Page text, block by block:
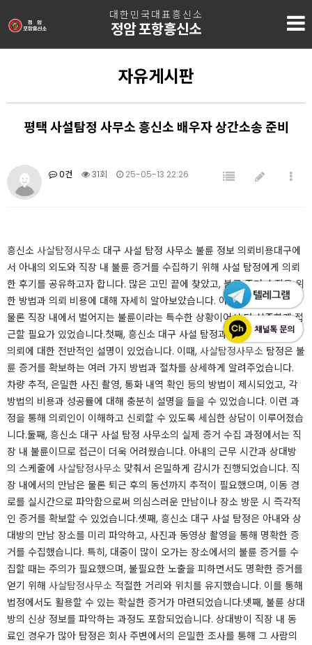
대한민국대표흥신소
정암 포항흥신소
자유게시판
평택 사설탐정 사무소 흥신소 배우자 상간소송 준비
0건 31회 25-05-13 22:26
흥신소 사살탐정사무소 대구 사설 탐정 사무소 불륜 정보 의뢰비용​​대구에
서 아내의 외도와 직장 내 불륜 증거를 수집하기 위해 사설 탐정에게 의뢰
한 후기를 공유하고자 합니다. 많은 고민 끝에 찾았고, 불륜 증거 수집을 위
한 방법과 의뢰 비용에 대해 자세히 알아보았습니다. 아내의 외도 의심은
물론 직장 내에서 벌어지는 불륜이라는 특수한 상황이어서 더 신중하게 접
근할 필요가 있었습니다.​​​​첫째, 흥신소 대구 사설 탐정과의 첫 만남에서는
의뢰에 대한 전반적인 설명이 있었습니다. 이때, 사살탐정사무소 탐정은 불
륜 증거를 확보하는 여러 가지 방법과 절차를 상세하게 알려주었습니다.
차량 추적, 은밀한 사진 촬영, 통화 내역 확인 등의 방법이 제시되었고, 각
방법의 비용과 성공률에 대해 충분히 설명을 들을 수 있었습니다. 이런 과
정을 통해 의뢰인이 이해하고 신뢰할 수 있도록 세심한 상담이 이루어졌습
니다.​​​둘째, 흥신소 대구 사설 탐정 사무소의 실제 증거 수집 과정에서는 직
장 내 불륜이므로 접근이 더욱 어려웠습니다. 아내의 근무 시간과 상대방
의 스케줄에 사살탐정사무소 맞춰서 은밀하게 감시가 진행되었습니다. 직
장 내에서의 만남은 물론 퇴근 후의 동선까지 추적이 필요했으며, 이동 경
로를 실시간으로 파악함으로써 의심스러운 만남이나 장소 방문 시 즉각적
인 증거를 확보할 수 있었습니다.​​​​셋째, 흥신소 대구 사설 탐정은 아내와 상
대방의 만남 장소를 미리 파악하고, 사진과 동영상 촬영을 통해 명확한 증
거를 수집했습니다. 특히, 대중이 많이 오가는 장소에서의 불륜 증거를 수
집할 때는 주의가 필요했으며, 불필요한 노출을 피하면서도 명확한 증거를
얻기 위해 사살탐정사무소 적절한 거리와 위치를 유지했습니다. 이를 통해
법정에서도 활용할 수 있는 확실한 증거가 마련되었습니다.​​​넷째, 불륜 상대
방의 신상 정보를 파악하는 과정도 포함되었습니다. 상대방이 직장 내 동
료인 경우가 많아 탐정은 회사 주변에서의 은밀한 조사를 통해 그 사람의